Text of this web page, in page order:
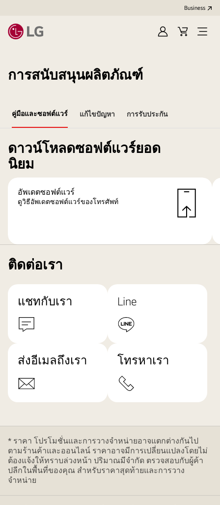
Business
Sign
Cart
Open
การสนับสนุนผลิตภัณฑ์
คู่มือและซอฟต์แวร์ แก้ไขปัญหา การรับประกัน
ดาวน์โหลดซอฟต์แวร์ยอด
นิยม
อัพเดตซอฟต์แวร์
ดูวิธีอัพเดตซอฟต์แวร์ของโทรศัพท์
ติดต่อเรา
แชทกับเรา Line
ส่งอีเมลถึงเรา โทรหาเรา
* ราคา โปรโมชั่นและการวางจำหน่ายอาจแตกต่างกันไป
ตามร้านค้าและออนไลน์ ราคาอาจมีการเปลี่ยนแปลงโดยไม่
ต้องแจ้งให้ทราบล่วงหน้า ปริมาณมีจำกัด ตรวจสอบกับผู้ค้า
ปลีกในพื้นที่ของคุณ สำหรับราคาสุดท้ายและการวาง
จำหน่าย